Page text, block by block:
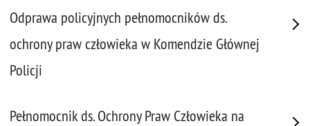
Odprawa policyjnych pełnomocników ds.
ochrony praw człowieka w Komendzie Głównej
Policji
Pełnomocnik ds. Ochrony Praw Człowieka na